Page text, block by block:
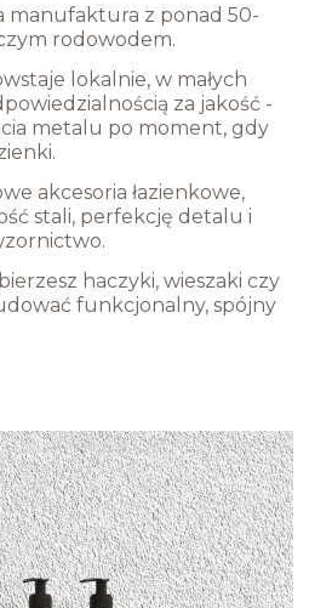
manufaktura z ponad 50-
rodowodem.
lokalnie, w małych
za jakość -
metalu po moment, gdy
akcesoria łazienkowe,
stali, perfekcję detalu i
haczyki, wieszaki czy
funkcjonalny, spójny